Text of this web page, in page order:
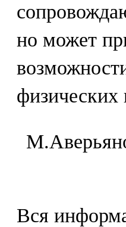
но может
физических
Вся